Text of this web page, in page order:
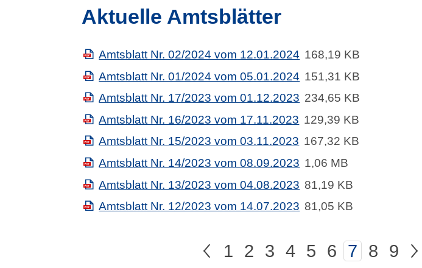
Aktuelle Amtsblätter
Amtsblatt Nr. 02/2024 vom 12.01.2024 168,19 KB
Amtsblatt Nr. 01/2024 vom 05.01.2024 151,31 KB
Amtsblatt Nr. 17/2023 vom 01.12.2023 234,65 KB
Amtsblatt Nr. 16/2023 vom 17.11.2023 129,39 KB
Amtsblatt Nr. 15/2023 vom 03.11.2023 167,32 KB
Amtsblatt Nr. 14/2023 vom 08.09.2023 1,06 MB
Amtsblatt Nr. 13/2023 vom 04.08.2023 81,19 KB
Amtsblatt Nr. 12/2023 vom 14.07.2023 81,05 KB
zur nächsten Seite
< 1 2 3 4 5 6 7 8 9 >